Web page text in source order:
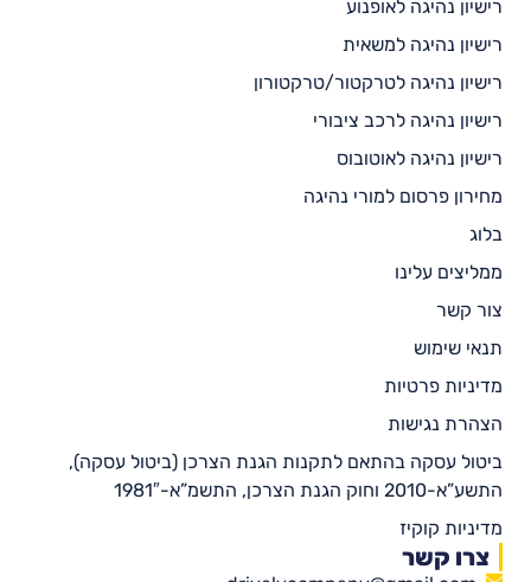
רישיון נהיגה לאופנוע
רישיון נהיגה למשאית
רישיון נהיגה לטרקטור/טרקטורון
רישיון נהיגה לרכב ציבורי
רישיון נהיגה לאוטובוס
מחירון פרסום למורי נהיגה
בלוג
ממליצים עלינו
צור קשר
תנאי שימוש
מדיניות פרטיות
הצהרת נגישות
ביטול עסקה בהתאם לתקנות הגנת הצרכן (ביטול עסקה),
התשע”א-2010 וחוק הגנת הצרכן, התשמ”א-1981″
מדיניות קוקיז
צרו קשר